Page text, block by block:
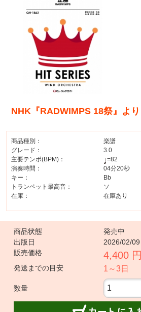
NHK『RADWIMPS 18祭』より
商品種別：
楽譜
グレード：
3.0
主要テンポ(BPM)：
=82
演奏時間：
04分20秒
キー：
Bb
トランペット最高音：
ソ
在庫：
在庫あり
商品状態
発売中
出版日
2026/02/09
販売価格
4,400 円
発送までの目安
1～3日
数量